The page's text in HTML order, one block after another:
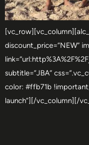
discount_price=”NEW”
subtitle=”JBA”
color: #ffb71b
launch”][/vc_column][/